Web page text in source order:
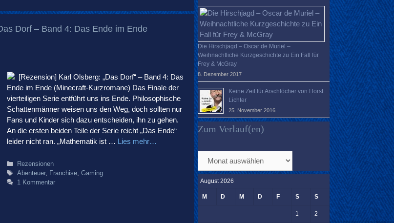
Dorf – Band 4: Das Ende im Ende
[Rezension] Karl Olsberg: „Das Dorf“ – Band 4: Das
Ende im Ende (Minecraft-Kurzromane) Das Finale der
vierteiligen Serie entführt uns ins Ende. Philosophische
Schattenmänner weisen uns den Weg, doch sollten nur
Fans und Kinder sich dazu entscheiden, ihn zu gehen.
An die ersten beiden Teile der Serie reicht „Das Ende“
leider nicht ran. „Mathematik ist … Lies mehr…
Kategorien
Rezensionen
Schlagwörter
Abenteuer, Franchise, Gaming
1 Kommentar
Die Hirschjagd – Oscar de Muriel –
Weihnachtliche Kurzgeschichte zu Ein Fall für
Frey & McGray
8. Dezember 2017
Keine Zeit für Arschlöcher von Horst
Lichter
25. November 2016
Zum Verlauf(en)
Verlauf(en)
August 2026
M D M D F S S
1 2